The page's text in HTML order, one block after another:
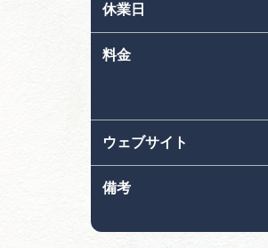
休業日
料金
ウェブサイト
備考